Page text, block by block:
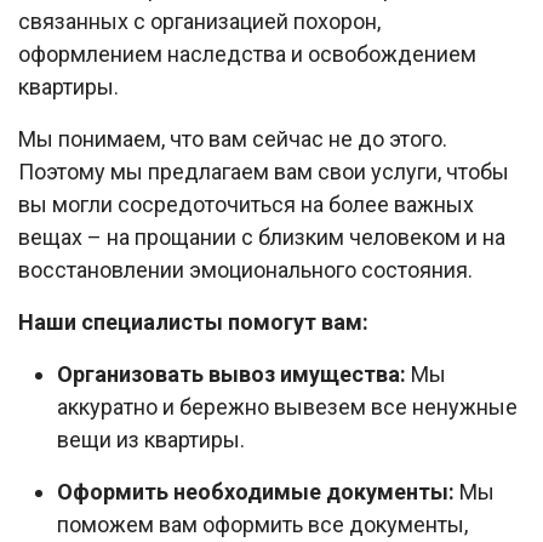
связанных с организацией похорон,
оформлением наследства и освобождением
квартиры.
Мы понимаем, что вам сейчас не до этого.
Поэтому мы предлагаем вам свои услуги, чтобы
вы могли сосредоточиться на более важных
вещах – на прощании с близким человеком и на
восстановлении эмоционального состояния.
Наши специалисты помогут вам:
Организовать вывоз имущества: Мы
аккуратно и бережно вывезем все ненужные
вещи из квартиры.
Оформить необходимые документы: Мы
поможем вам оформить все документы,